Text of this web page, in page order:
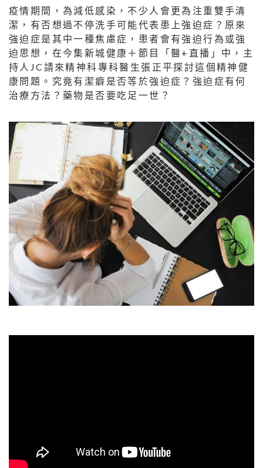
疫情期間，為減低感染，不少人會更為注重雙手清
潔，有否想過不停洗手可能代表患上強迫症？原來
強迫症是其中一種焦慮症，患者會有強迫行為或強
迫思想，在今集新城健康＋節目「醫+直播」中，主
持人JC請來精神科專科醫生張正平探討這個精神健
康問題。究竟有潔癖是否等於強迫症？強迫症有何
治療方法？藥物是否要吃足一世？